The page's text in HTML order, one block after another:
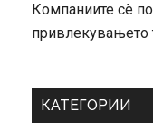
Компаниите сè
привлекувањето
КАТЕГОРИИ